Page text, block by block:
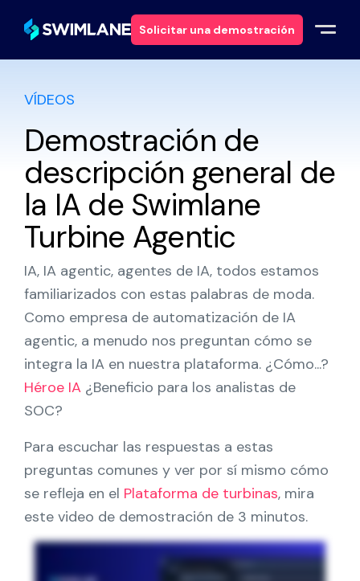
Solicitar una demostración
Por qué Swimlane
Soluciones
Productos
Servicios
Recursos
Acerca de
Socios
Póngase en contacto con
Ayuda
VÍDEOS
Demostración de
descripción general de
la IA de Swimlane
Turbine Agentic
IA, IA agentic, agentes de IA, todos estamos
familiarizados con estas palabras de moda.
Como empresa de automatización de IA
agentic, a menudo nos preguntan cómo se
integra la IA en nuestra plataforma. ¿Cómo...?
Héroe IA ¿Beneficio para los analistas de
SOC?
Para escuchar las respuestas a estas
preguntas comunes y ver por sí mismo cómo
se refleja en el Plataforma de turbinas, mira
este video de demostración de 3 minutos.